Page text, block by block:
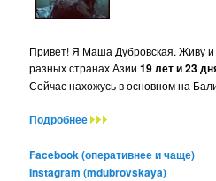
Привет! Я Маша Дубровская. Живу
разных странах Азии19 лет и 23
Сейчас нахожусь в основном на
Подробнее
Facebook (оперативнее и чаще)
Instagram (mdubrovskaya)